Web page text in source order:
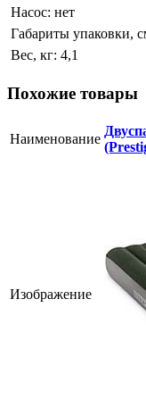
Насос: нет
Габариты упаковки,
Вес, кг: 4,1
Похожие товары
Наименование
Изображение